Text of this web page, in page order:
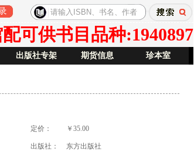
可供书目品种:1940897
出版社专架 期货信息 珍本室
定价： ￥35.00
出版社： 东方出版社